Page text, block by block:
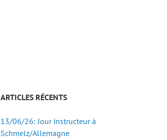
ARTICLES RÉCENTS
13/06/26: Jour instructeur à
Schmelz/Allemagne